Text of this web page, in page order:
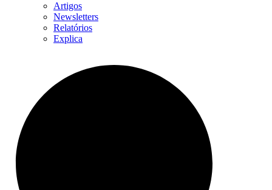
Artigos
Newsletters
Relatórios
Explica